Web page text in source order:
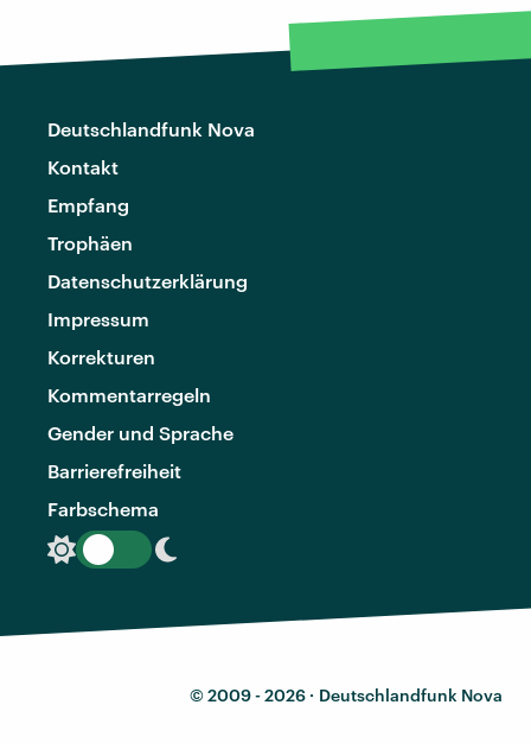
Deutschlandfunk Nova
Kontakt
Empfang
Trophäen
Datenschutzerklärung
Impressum
Korrekturen
Kommentarregeln
Gender und Sprache
Barrierefreiheit
Farbschema
© 2009 - 2026 · Deutschlandfunk Nova